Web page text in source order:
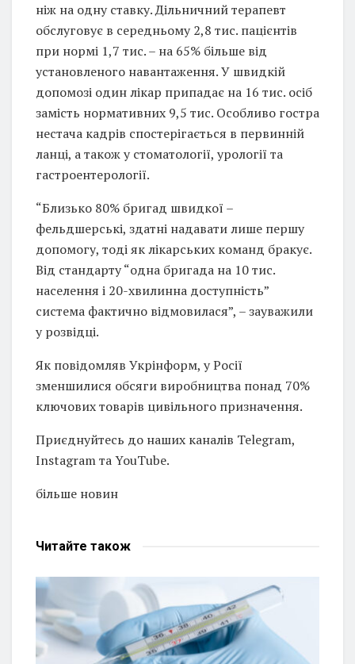
ніж на одну ставку. Дільничний терапевт
обслуговує в середньому 2,8 тис. пацієнтів
при нормі 1,7 тис. – на 65% більше від
установленого навантаження. У швидкій
допомозі один лікар припадає на 16 тис. осіб
замість нормативних 9,5 тис. Особливо гостра
нестача кадрів спостерігається в первинній
ланці, а також у стоматології, урології та
гастроентерології.
“Близько 80% бригад швидкої –
фельдшерські, здатні надавати лише першу
допомогу, тоді як лікарських команд бракує.
Від стандарту “одна бригада на 10 тис.
населення і 20-хвилинна доступність”
система фактично відмовилася”, – зауважили
у розвідці.
Як повідомляв Укрінформ, у Росії
зменшилися обсяги виробництва понад 70%
ключових товарів цивільного призначення.
Приєднуйтесь до наших каналів Telegram,
Instagram та YouTube.
більше новин
Читайте також